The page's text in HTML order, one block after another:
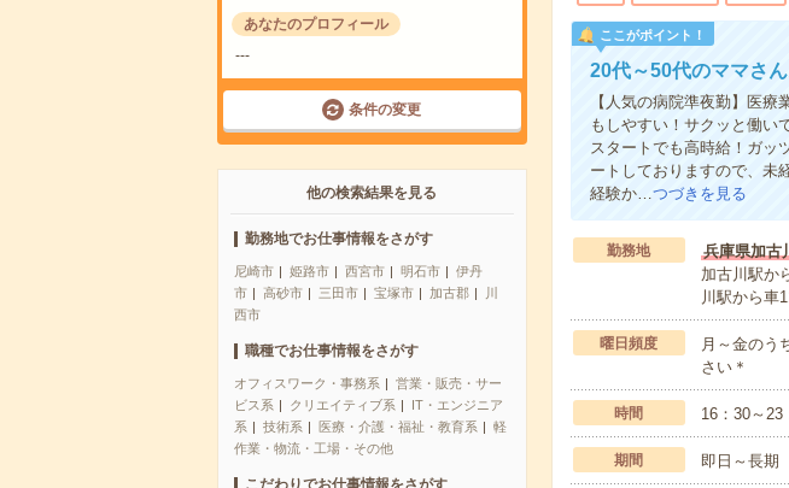
あなたのプロフィール
---
条件の変更
他の検索結果を見る
勤務地でお仕事情報をさがす
尼崎市 姫路市 西宮市 明石市
伊丹
市
高砂市 三田市 宝塚市 加古郡
川
西市
職種でお仕事情報をさがす
オフィスワーク・事務系
営業・販売・サー
ビス系
クリエイティブ系
IT・エンジニア
系
技術系 医療・介護・福祉・教育系
軽
作業・物流・工場・その他
こだわりでお仕事情報をさがす
ここがポイント！
20代～50代のママさ
【人気の病院準夜勤】医
もしやすい！サクッと働い
スタートでも高時給！ガッ
ートしておりますので、未
経験か…つづきを見る
勤務地
兵庫県加古
加古川駅か
川駅から車
曜日頻度
月～金のう
さい＊
時間 16：30～23
期間 即日～長期